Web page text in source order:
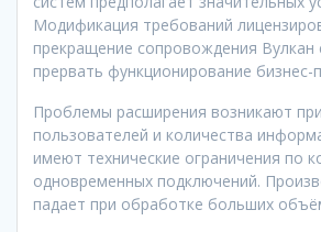
Модификация требований
прекращение сопровождения Вулкан
прервать функционирование бизнес-
Проблемы расширения возникают
пользователей и количества
имеют технические ограничения по
одновременных подключений.
падает при обработке больших